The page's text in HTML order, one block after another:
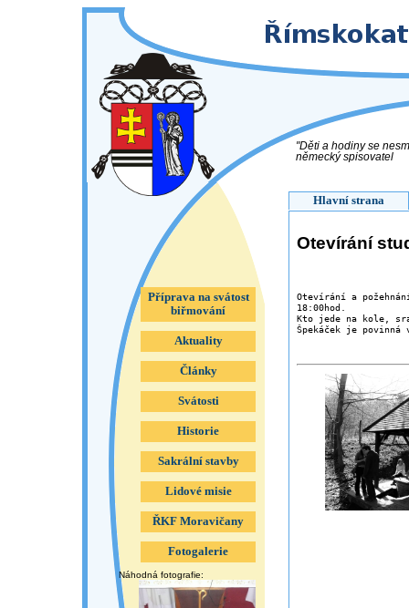
"Děti a hodiny se
německý spisovatel
Hlavní strana
Otevírání
Otevírání a
18:00hod.
Kto jede na kole,
Příprava na svátost
biřmování
Aktuality
Články
Svátosti
Historie
Sakrální stavby
Lidové misie
ŘKF Moravičany
Fotogalerie
Náhodná fotografie: